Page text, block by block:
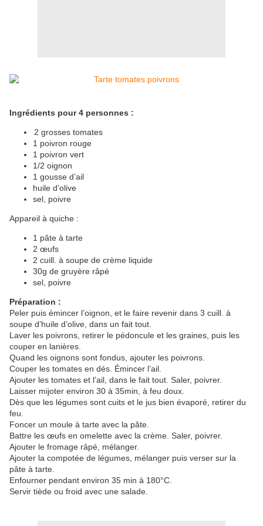
Ingrédients pour 4 personnes :
2 grosses tomates
1 poivron rouge
1 poivron vert
1/2 oignon
1 gousse d’ail
huile d’olive
sel, poivre
Appareil à quiche :
1 pâte à tarte
2 œufs
2 cuill. à soupe de crème liquide
30g de gruyère râpé
sel, poivre
Préparation :
Peler puis émincer l’oignon, et le faire revenir dans 3 cuill. à
soupe d’huile d’olive, dans un fait tout.
Laver les poivrons, retirer le pédoncule et les graines, puis les
couper en lanières.
Quand les oignons sont fondus, ajouter les poivrons.
Couper les tomates en dés. Émincer l’ail.
Ajouter les tomates et l’ail, dans le fait tout. Saler, poivrer.
Laisser mijoter environ 30 à 35min, à feu doux.
Dès que les légumes sont cuits et le jus bien évaporé, retirer du
feu.
Foncer un moule à tarte avec la pâte.
Battre les œufs en omelette avec la crème. Saler, poivrer.
Ajouter le fromage râpé, mélanger.
Ajouter la compotée de légumes, mélanger puis verser sur la
pâte à tarte.
Enfourner pendant environ 35 min à 180°C.
Servir tiède ou froid avec une salade.